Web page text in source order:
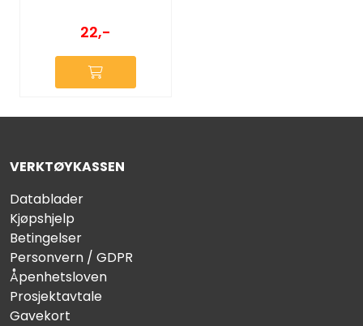
22,-
VERKTØYKASSEN
Datablader
Kjøpshjelp
Betingelser
Personvern / GDPR
Åpenhetsloven
Prosjektavtale
Gavekort